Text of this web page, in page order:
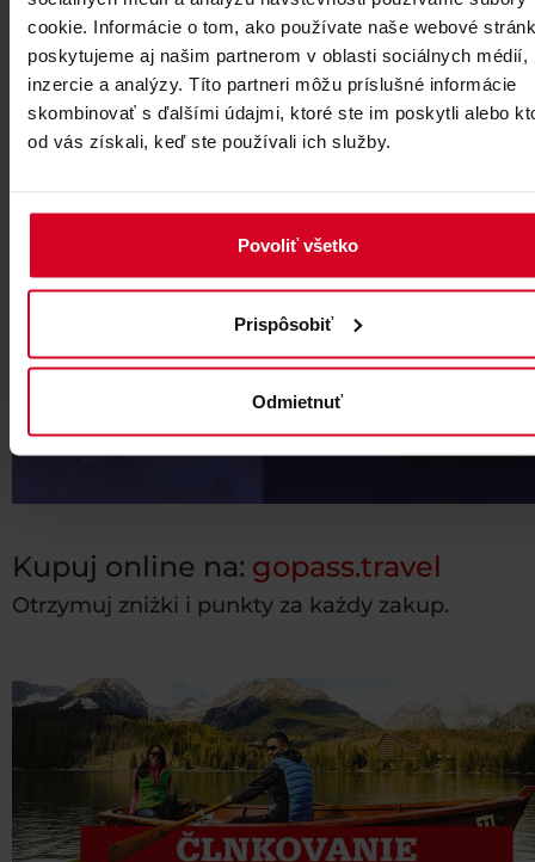
cookie. Informácie o tom, ako používate naše webové
poskytujeme aj našim partnerom v oblasti sociálnych médií,
inzercie a analýzy. Títo partneri môžu príslušné informácie
skombinovať s ďalšími údajmi, ktoré ste im poskytli alebo
od vás získali, keď ste používali ich služby.
Povoliť všetko
Prispôsobiť
Odmietnuť
Kupuj online na: gopass.travel
Otrzymuj zniżki i punkty za każdy zakup.